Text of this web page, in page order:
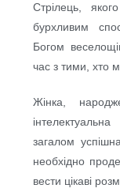
Стрілець,
бурхливим
Богом
час з тими, хто
Жінка,
загалом
необхідно
вести цікаві